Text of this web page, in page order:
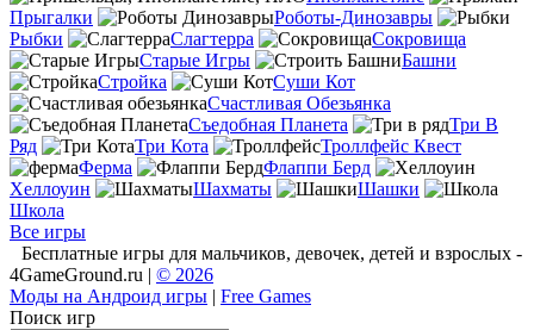
Прыгалки
Роботы-Динозавры
Рыбки
Слагтерра
Сокровища
Старые Игры
Башни
Стройка
Суши Кот
Счастливая Обезьянка
Съедобная Планета
Три В
Ряд
Три Кота
Троллфейс Квест
Ферма
Флаппи Берд
Хеллоуин
Шахматы
Шашки
Школа
Все игры
Бесплатные игры для мальчиков, девочек, детей и взрослых -
4GameGround.ru | © 2026
Моды на Андроид игры | Free Games
Поиск игр